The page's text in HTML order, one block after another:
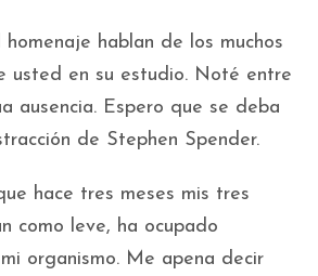
hablan de los muchos
usted en su estudio. Noté entre
ausencia. Espero que se deba
de Stephen Spender.
hace tres meses mis tres
como leve, ha ocupado
organismo. Me apena decir